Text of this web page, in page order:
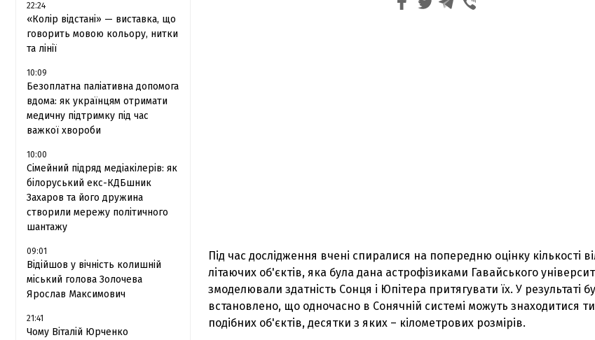
22:24
«Колір відстані» — виставка, що
говорить мовою кольору, нитки
та лінії
10:09
Безоплатна паліативна допомога
вдома: як українцям отримати
медичну підтримку під час
важкої хвороби
10:00
Сімейний підряд медіакілерів: як
білоруський екс-КДБшник
Захаров та його дружина
створили мережу політичного
шантажу
09:01
Відійшов у вічність колишній
міський голова Золочева
Ярослав Максимович
21:41
Чому Віталій Юрченко
Під час дослідження вчені спиралися на попередню оцінку кількості
літаючих об'єктів, яка була дана астрофізиками Гавайського
змоделювали здатність Сонця і Юпітера притягувати їх. У результаті
встановлено, що одночасно в Сонячній системі можуть знаходитися
подібних об'єктів, десятки з яких – кілометрових розмірів.